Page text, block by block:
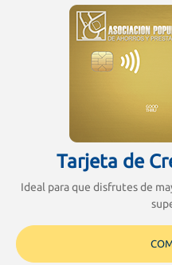
Tarjeta de
Ideal para que disfrutes de